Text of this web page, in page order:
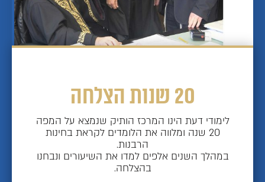
20 שנות הצלחה
לימודי דעת הינו המרכז הותיק שנמצא על המפה
20 שנה ומלווה את הלומדים לקראת בחינות
הרבנות.
במהלך השנים אלפים למדו את השיעורים ונבחנו
בהצלחה.